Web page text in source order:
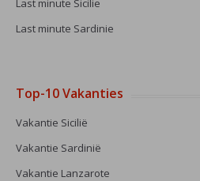
Last minute Sicilie
Last minute Sardinie
Top-10 Vakanties
Vakantie Sicilië
Vakantie Sardinië
Vakantie Lanzarote